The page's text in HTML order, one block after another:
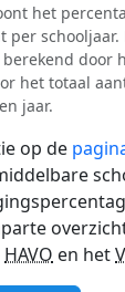
het
per
door
het totaal
jaar.
op de
HAVO en het